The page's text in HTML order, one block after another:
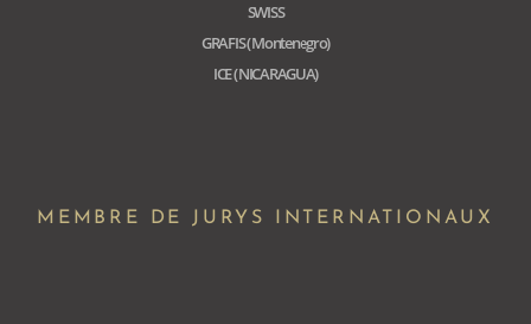
SWISS
GRAFIS ( Montenegro)
ICE ( NICARAGUA)
MEMBRE DE JURYS INTERNATIONAUX